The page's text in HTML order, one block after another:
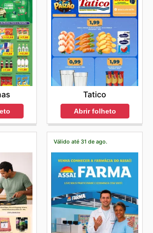
Tatico
Abrir folheto
Válido até 31 de ago.